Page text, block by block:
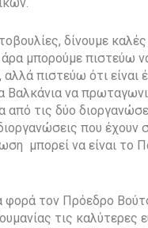
δίνουμε
μπορούμε πιστεύω
πιστεύω ότι είναι
Βαλκάνια να
από τις δύο
που έχουν
μπορεί να είναι το
φορά τον Πρόεδρο
τις καλύτερες